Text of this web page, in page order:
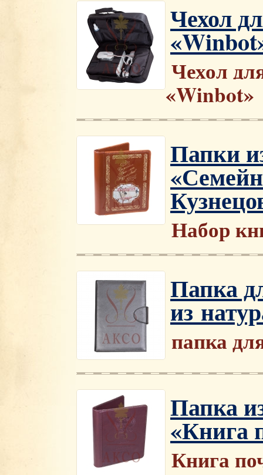
Чехол
Чехол
«Winbot»
Папки
Набор
Папка
из
папка
Папка
«Книга
Книга